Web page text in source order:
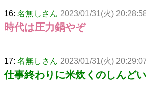
16: 名無しさん 2023/01/31(火)
時代は圧力鍋やぞ
17: 名無しさん 2023/01/31(火)
仕事終わりに米炊くのしんど